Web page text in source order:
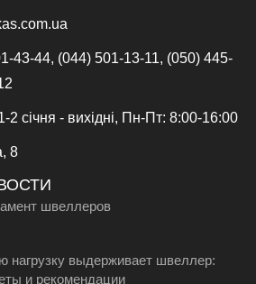
43-44, (044) 501-13-11, (050) 445-
2 січня - вихідні, Пн-Пт: 8:00-16:00
8
швеллеров
нагрузку выдерживает швеллер:
и рекомендации